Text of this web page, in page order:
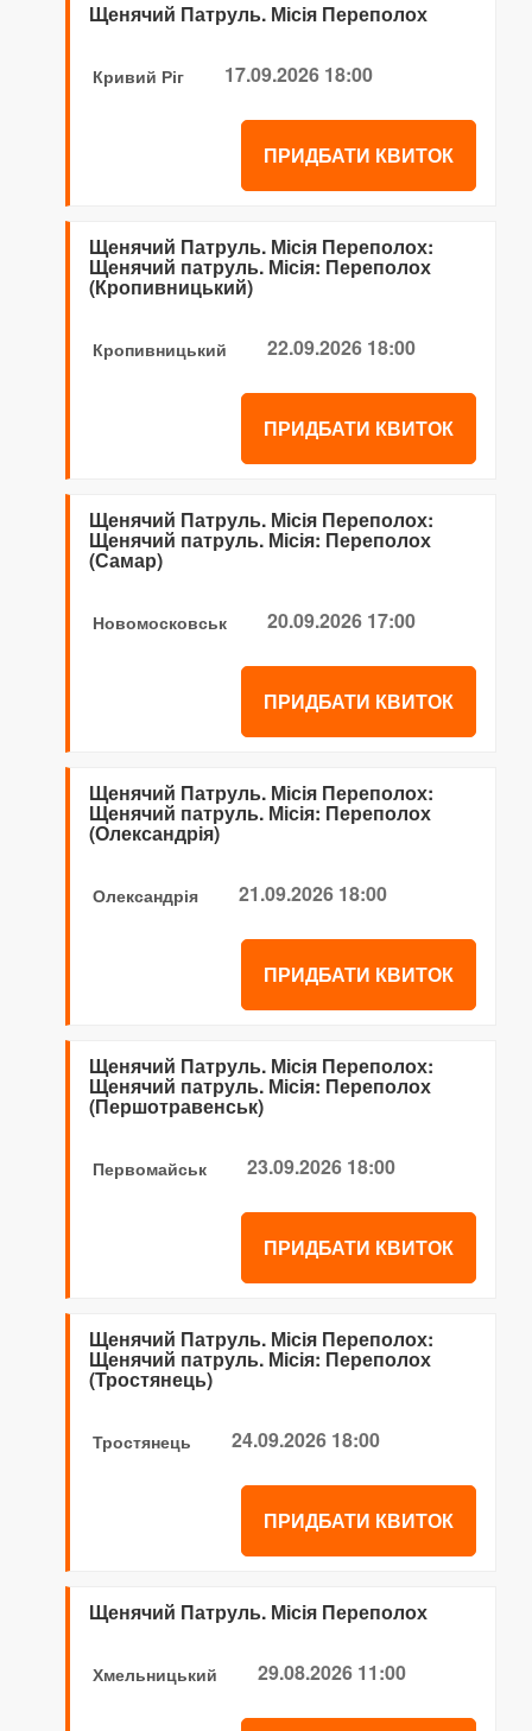
Щенячий Патруль. Місія Переполох
Кривий Ріг 17.09.2026 18:00
ПРИДБАТИ КВИТОК
Щенячий Патруль. Місія Переполох:
Щенячий патруль. Місія: Переполох
(Кропивницький)
Кропивницький 22.09.2026 18:00
ПРИДБАТИ КВИТОК
Щенячий Патруль. Місія Переполох:
Щенячий патруль. Місія: Переполох
(Самар)
Новомосковськ 20.09.2026 17:00
ПРИДБАТИ КВИТОК
Щенячий Патруль. Місія Переполох:
Щенячий патруль. Місія: Переполох
(Олександрія)
Олександрія 21.09.2026 18:00
ПРИДБАТИ КВИТОК
Щенячий Патруль. Місія Переполох:
Щенячий патруль. Місія: Переполох
(Першотравенськ)
Первомайськ 23.09.2026 18:00
ПРИДБАТИ КВИТОК
Щенячий Патруль. Місія Переполох:
Щенячий патруль. Місія: Переполох
(Тростянець)
Тростянець 24.09.2026 18:00
ПРИДБАТИ КВИТОК
Щенячий Патруль. Місія Переполох
Хмельницький 29.08.2026 11:00